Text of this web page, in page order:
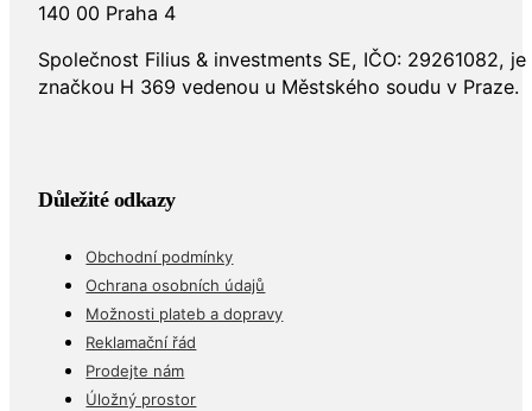
140 00 Praha 4
Společnost Filius & investments SE, IČO: 29261082,
značkou H 369 vedenou u Městského soudu v Praze.
Důležité odkazy
Obchodní podmínky
Ochrana osobních údajů
Možnosti plateb a dopravy
Reklamační řád
Prodejte nám
Úložný prostor